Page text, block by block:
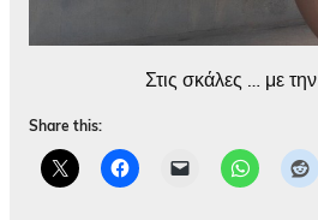
Στις σκάλες … με την
Share this: